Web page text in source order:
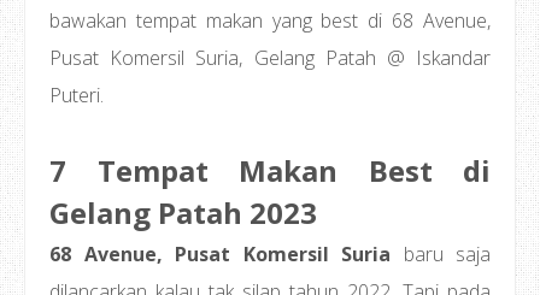
bawakan tempat makan yang best di 68 Avenue,
Pusat Komersil Suria, Gelang Patah @ Iskandar
Puteri.
7 Tempat Makan Best di
Gelang Patah 2023
68 Avenue, Pusat Komersil Suria baru saja